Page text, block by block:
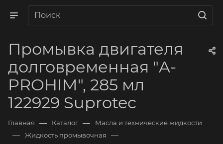
Промывка двигателя
долговременная "A-
PROHIM", 285 мл
122929 Suprotec
Главная — Каталог — Масла и технические жидкости
— Жидкость промывочная —